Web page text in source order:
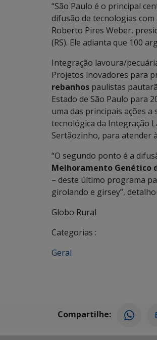
“São Paulo é o principal
difusão de tecnologias com
Roberto Pires Weber,
(RS). Ele adianta que 100
Integração lavoura/
Projetos inovadores para
rebanhos paulistas
Estado de São Paulo para
uma das principais ações
tecnológica da Integração
Sertãozinho, para atender
“O segundo ponto é a
Melhoramento Genético
– deste último programa
girolando e girsey”,
Globo Rural
Categorias :
Geral
Compartilhe: